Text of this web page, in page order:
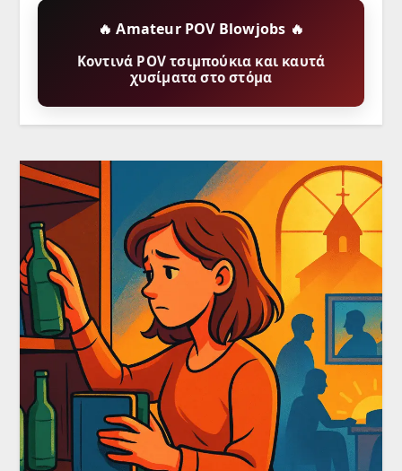
🔥 Amateur POV Blowjobs 🔥
Κοντινά POV τσιμπούκια και καυτά
χυσίματα στο στόμα